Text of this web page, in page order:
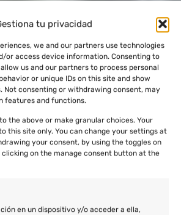
tu privacidad
we and our partners use technologies
or access device information. Consenting to
us and our partners to process personal
or unique IDs on this site and show
Not consenting or withdrawing consent, may
features and functions.
the above or make granular choices. Your
this site only. You can change your settings at
your consent, by using the toggles on
clicking on the manage consent button at the
en un dispositivo y/o acceder a ella,